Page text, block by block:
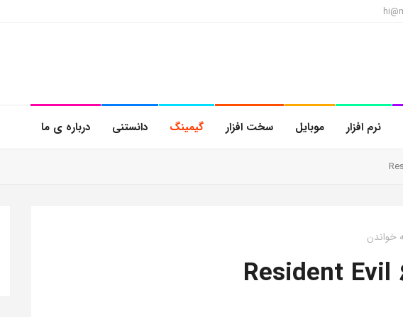
نرم افزار موبایل سخت افزار گیمینگ دانستنی درباره ی ما